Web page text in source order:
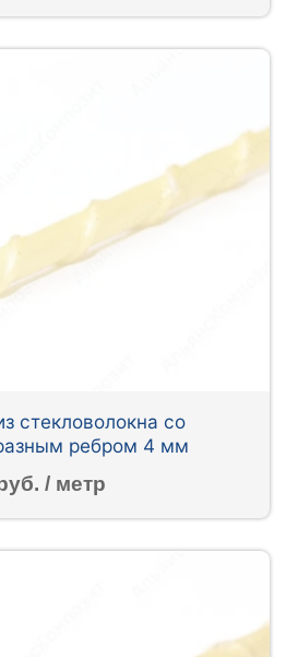
стекловолокна со
ребром 4 мм
/ метр